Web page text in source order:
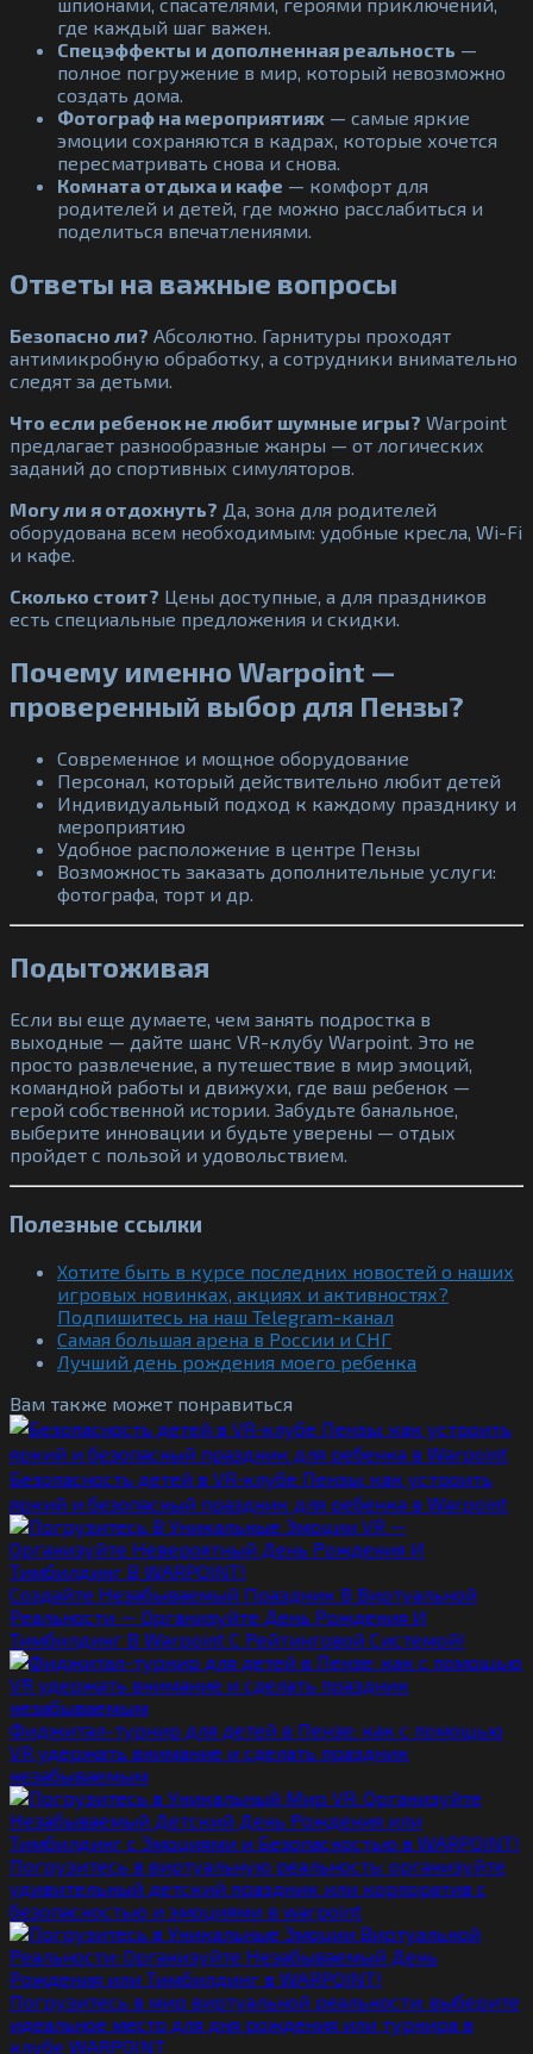
где каждый шаг важен.
Спецэффекты и дополненная реальность —
полное погружение в мир, который невозможно
создать дома.
Фотограф на мероприятиях — самые яркие
эмоции сохраняются в кадрах, которые хочется
пересматривать снова и снова.
Комната отдыха и кафе — комфорт для
родителей и детей, где можно расслабиться и
поделиться впечатлениями.
Ответы на важные вопросы
Безопасно ли? Абсолютно. Гарнитуры проходят
антимикробную обработку, а сотрудники внимательно
следят за детьми.
Что если ребенок не любит шумные игры? Warpoint
предлагает разнообразные жанры — от логических
заданий до спортивных симуляторов.
Могу ли я отдохнуть? Да, зона для родителей
оборудована всем необходимым: удобные кресла, Wi-Fi
и кафе.
Сколько стоит? Цены доступные, а для праздников
есть специальные предложения и скидки.
Почему именно Warpoint —
проверенный выбор для Пензы?
Современное и мощное оборудование
Персонал, который действительно любит детей
Индивидуальный подход к каждому празднику и
мероприятию
Удобное расположение в центре Пензы
Возможность заказать дополнительные услуги:
фотографа, торт и др.
Подытоживая
Если вы еще думаете, чем занять подростка в
выходные — дайте шанс VR-клубу Warpoint. Это не
просто развлечение, а путешествие в мир эмоций,
командной работы и движухи, где ваш ребенок —
герой собственной истории. Забудьте банальное,
выберите инновации и будьте уверены — отдых
пройдет с пользой и удовольствием.
Полезные ссылки
Хотите быть в курсе последних новостей о наших
игровых новинках, акциях и активностях?
Подпишитесь на наш Telegram-канал
Самая большая арена в России и СНГ
Лучший день рождения моего ребенка
Вам также может понравиться
Безопасность детей в VR‑клубе Пензы: как устроить
яркий и безопасный праздник для ребенка в Warpoint
Создайте Незабываемый Праздник В Виртуальной
Реальности — Организуйте День Рождения И
Тимбилдинг В Warpoint С Рейтинговой Системой!
Фиджитал-турнир для детей в Пензе: как с помощью
VR удержать внимание и сделать праздник
незабываемым
Погрузитесь в виртуальную реальность: организуйте
удивительный детский праздник или корпоратив с
безопасностью и эмоциями в warpoint
Погрузитесь в мир виртуальной реальности: выберите
идеальное место для дня рождения или турнира в
клубе WARPOINT